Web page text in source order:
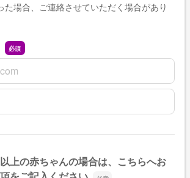
た場合、ご連絡させていただく場合があり
確認用
上の赤ちゃんの場合は、こちらへお